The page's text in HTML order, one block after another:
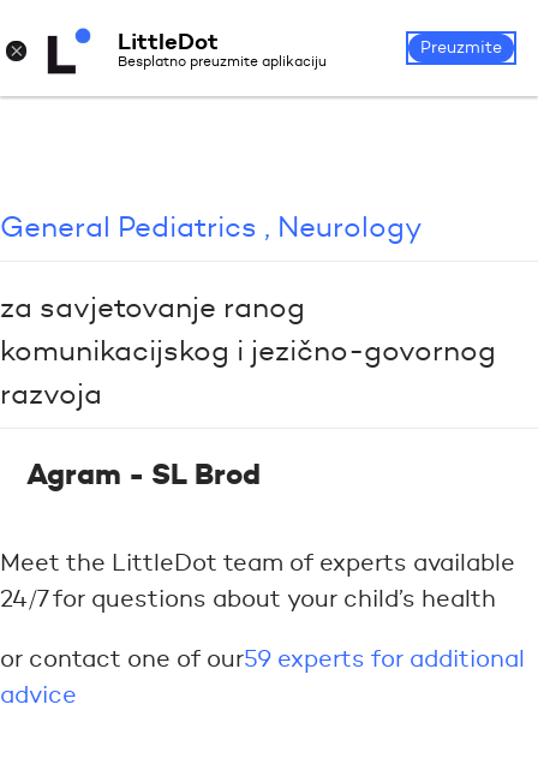
Login
General Pediatrics , Neurology
za savjetovanje ranog
komunikacijskog i jezično-govornog
razvoja
Agram - SL Brod
Meet the LittleDot team of experts available
24/7 for questions about your child’s health
or contact one of our59 experts for additional
advice
× LittleDot
Besplatno preuzmite aplikaciju
Preuzmite